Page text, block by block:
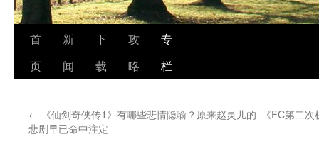
首
页
新
闻
下
载
攻
略
专
栏
← 《仙剑奇侠传1》有哪些悲情隐喻？原来赵灵儿的
悲剧早已命中注定
《FC第二